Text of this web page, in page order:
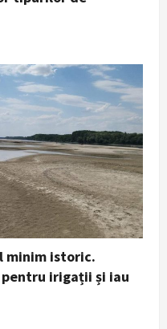
minim istoric.
irigații și iau